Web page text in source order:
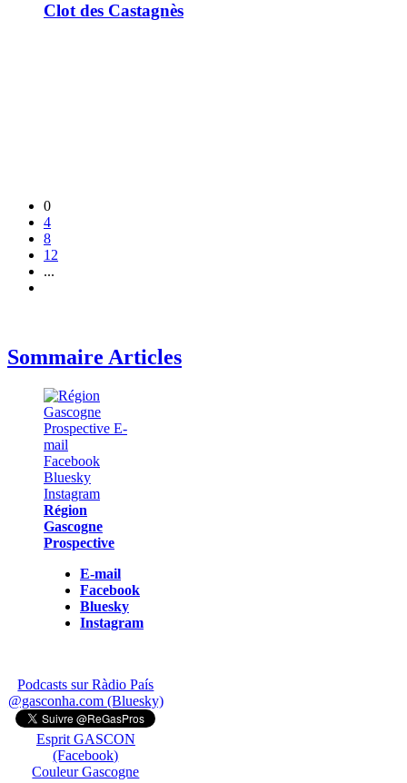
Clot des Castagnès
0
4
8
12
...
Sommaire Articles
Région
Gascogne
Prospective
E-mail
Facebook
Bluesky
Instagram
Podcasts sur Ràdio País
@gasconha.com (Bluesky)
Esprit GASCON
(Facebook)
Couleur Gascogne